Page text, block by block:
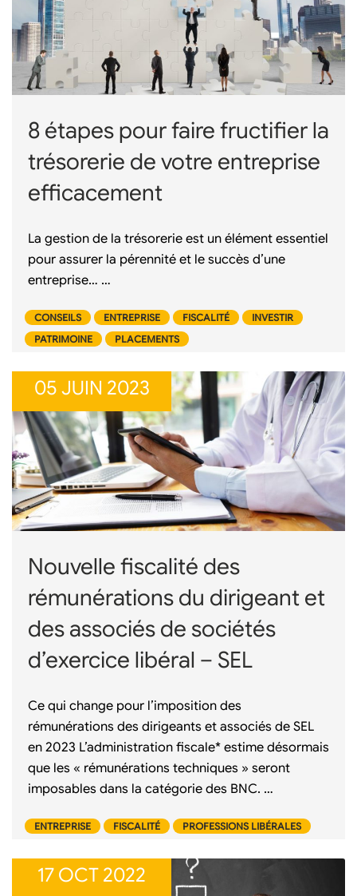
8 étapes pour faire fructifier la
trésorerie de votre entreprise
efficacement
La gestion de la trésorerie est un élément essentiel
pour assurer la pérennité et le succès d’une
entreprise… …
CONSEILS ENTREPRISE FISCALITÉ
INVESTIR
PATRIMOINE
PLACEMENTS
05 JUIN 2023
Nouvelle fiscalité des
rémunérations du dirigeant et
des associés de sociétés
d’exercice libéral – SEL
Ce qui change pour l’imposition des
rémunérations des dirigeants et associés de SEL
en 2023 L’administration fiscale* estime désormais
que les « rémunérations techniques » seront
imposables dans la catégorie des BNC. …
ENTREPRISE FISCALITÉ PROFESSIONS LIBÉRALES
17 OCT 2022